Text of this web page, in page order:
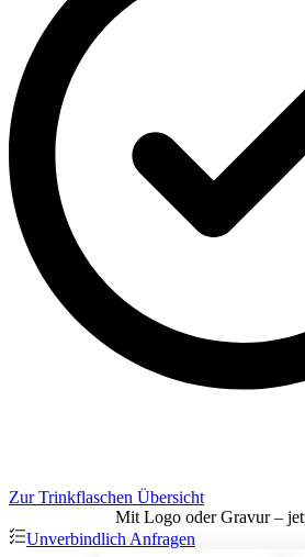
Zur Trinkflaschen Übersicht
Mit Logo oder Gravur –
Unverbindlich Anfragen